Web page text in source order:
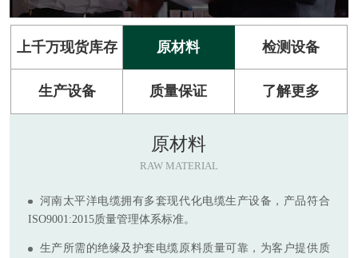
上千万现货库存 原材料 检测设备
生产设备 质量保证 了解更多
原材料
RAW MATERIAL
河南太平洋电缆拥有多套现代化电缆生产设备，产品符合
ISO9001:2015质量管理体系标准。
生产所需的绝缘及护套电缆原料质量可靠，为客户提供质